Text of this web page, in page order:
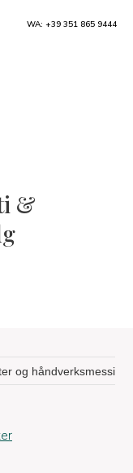
&
WA: +39 351 865 9444